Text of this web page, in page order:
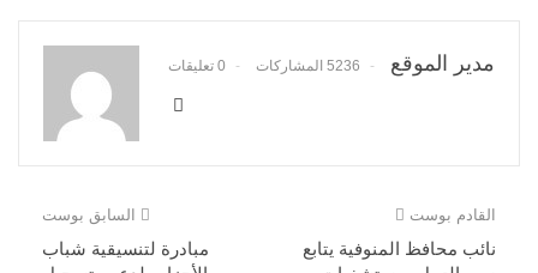
مدير الموقع 5236 المشاركات 0 تعليقات
السابق بوست
مبادرة لتنسيقية شباب
القادم بوست
نائب محافظ المنوفية يتابع